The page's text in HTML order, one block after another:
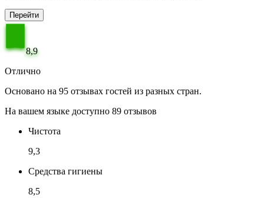
Перейти
8,9
Отлично
Основано на 95 отзывах гостей из разных стран.
На вашем языке доступно 89 отзывов
Чистота
9,3
Средства гигиены
8,5